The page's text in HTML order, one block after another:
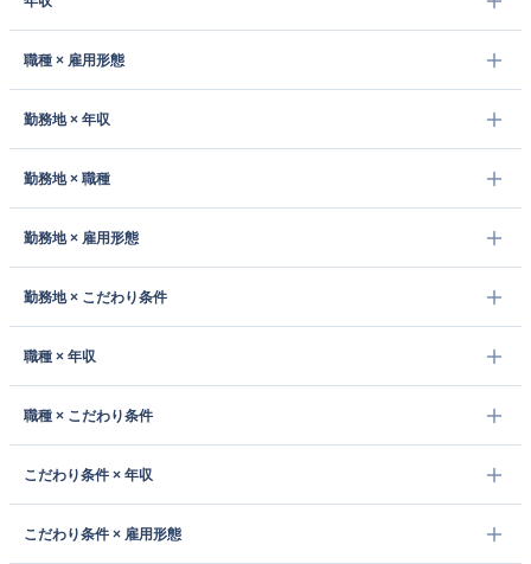
職種 × 雇用形態
勤務地 × 年収
勤務地 × 職種
勤務地 × 雇用形態
勤務地 × こだわり条件
職種 × 年収
職種 × こだわり条件
こだわり条件 × 年収
こだわり条件 × 雇用形態